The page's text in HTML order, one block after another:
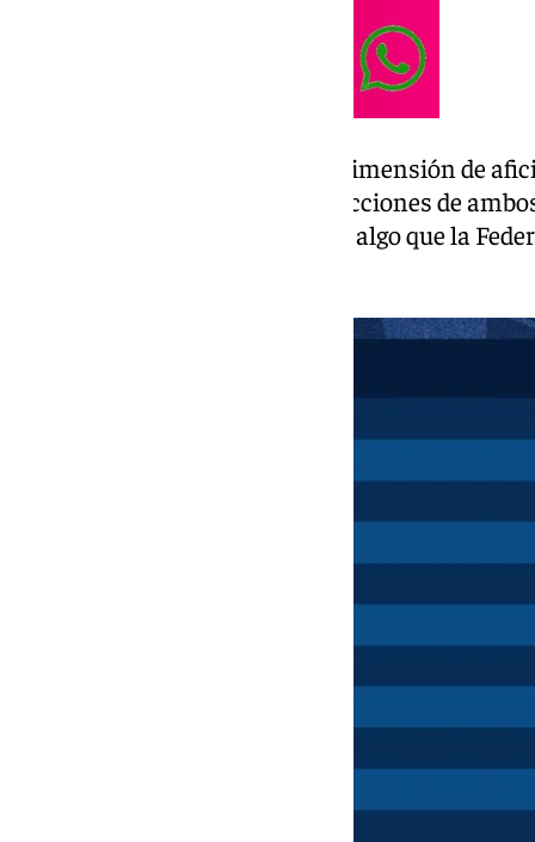
La imposibilidad de acoger tal dimensión de
estadio marbellí, llevó a las direcciones de
del partido al feudo malaguista, algo que la